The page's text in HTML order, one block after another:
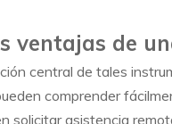
ventajas de
central de tales
comprender
solicitar asistencia